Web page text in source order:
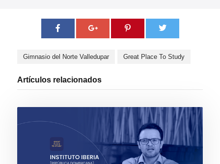
Gimnasio del Norte Valledupar Great Place To Study
Artículos relacionados